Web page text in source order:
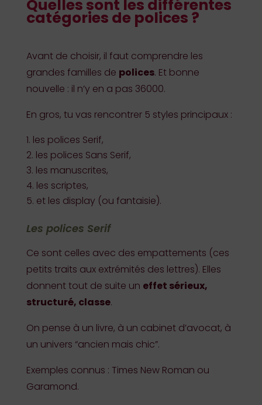
Quelles sont les différentes
catégories de polices ?
Avant de choisir, il faut comprendre les
grandes familles de polices. Et bonne
nouvelle : il n’y en a pas 36000.
En gros, tu vas rencontrer 5 styles principaux :
les polices Serif,
les polices Sans Serif,
les manuscrites,
les scriptes,
et les display (ou fantaisie).
Les polices Serif
Ce sont celles avec des empattements (ces
petits traits aux extrémités des lettres). Elles
donnent tout de suite un effet sérieux,
structuré, classe.
On pense à un livre, à un cabinet d’avocat, à
un univers “ancien mais chic”.
Exemples connus : Times New Roman ou
Garamond.